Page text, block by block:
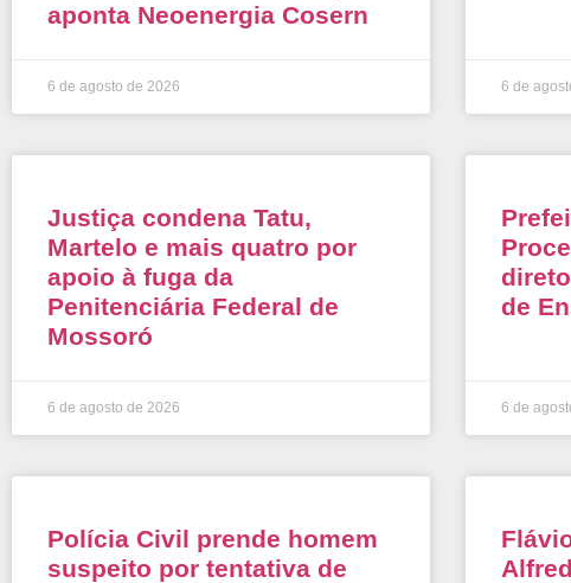
aponta Neoenergia Cosern
6 de agosto de 2026 6 de
Justiça condena Tatu,
Martelo e mais quatro por
apoio à fuga da
Penitenciária Federal de
Mossoró
6 de agosto de 2026
de
6 de
Polícia Civil prende homem
suspeito por tentativa de